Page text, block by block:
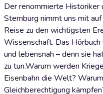
Der renommierte Historiker
Sternburg nimmt uns mit
Reise zu den wichtigsten
Wissenschaft. Das
und lebensnah – denn sie
zu tun.Warum werden
Eisenbahn die Welt?
Gleichberechtigung